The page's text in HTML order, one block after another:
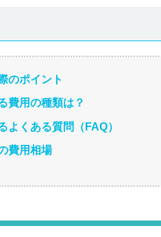
のポイント
費用の種類は？
よくある質問（FAQ）
費用相場